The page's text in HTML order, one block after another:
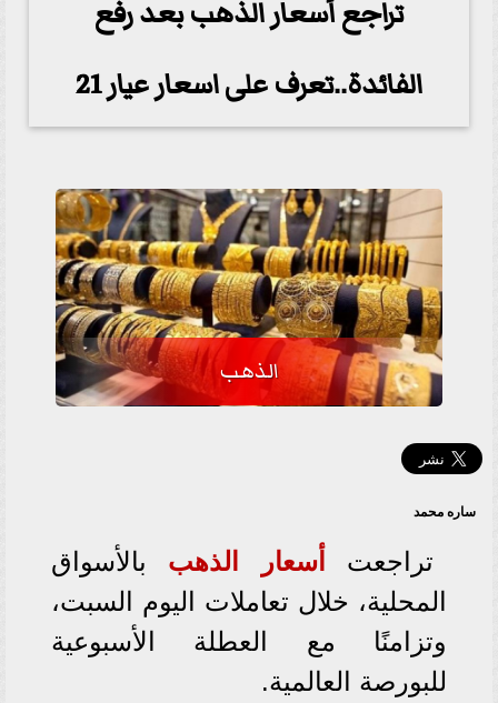
تراجع أسعار الذهب بعد رفع
الفائدة..تعرف على اسعار عيار 21
الذهب
ساره محمد
تراجعت أسعار الذهب بالأسواق
المحلية، خلال تعاملات اليوم السبت،
وتزامنًا مع العطلة الأسبوعية
للبورصة العالمية.